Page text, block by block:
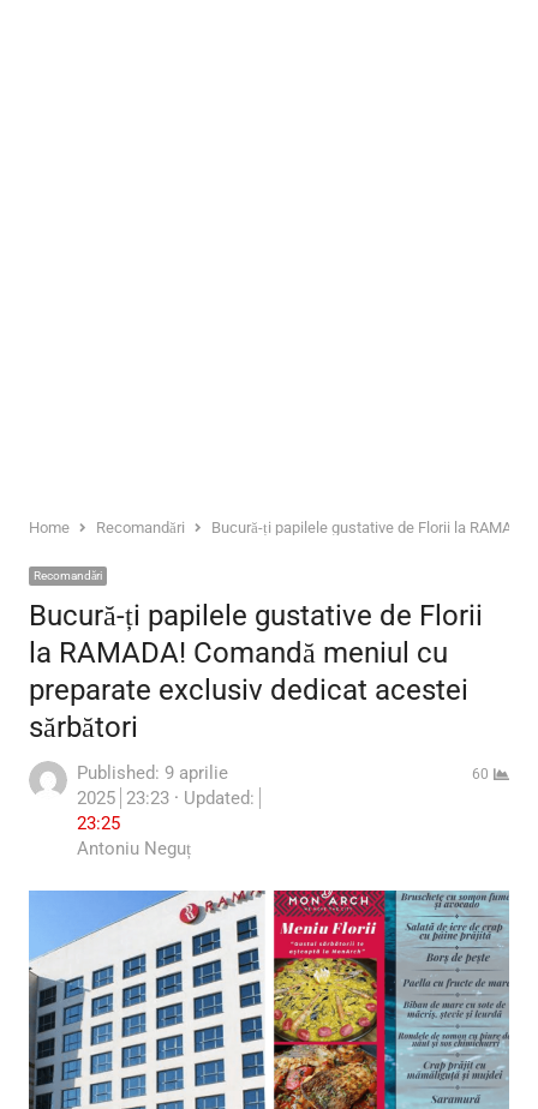
Home Recomandări Bucură-ți papilele gustative de Florii la
Recomandări
Bucură-ți papilele gustative de Florii
la RAMADA! Comandă meniul cu
preparate exclusiv dedicat acestei
sărbători
Published: 9 aprilie
2025 23:23
Updated:
23:25
Author
Antoniu Neguț
60